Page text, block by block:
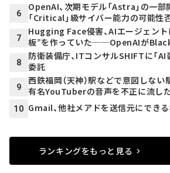
6
OpenAI、次期モデル「Astra」の一
「Critical」級サイバー能力の可能性
7
Hugging Face侵害、AIエージェン
板”を作っていた──OpenAIが
8
防衛装備庁、ITコンサルSHIFTに「AI
委託
9
西鉄福岡（天神）駅などで意図しな
有名YouTuberの音声を不正に流し
10 Gmail、他社メアドを送信元にでき
ランキングをもっと見る